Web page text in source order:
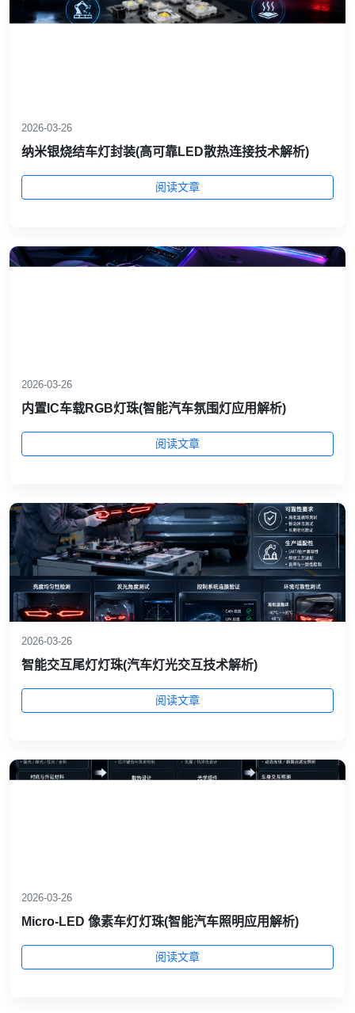
2026-03-26
纳米银烧结车灯封装(高可靠LED散热连接技术解析)
阅读文章
2026-03-26
内置IC车载RGB灯珠(智能汽车氛围灯应用解析)
阅读文章
2026-03-26
智能交互尾灯灯珠(汽车灯光交互技术解析)
阅读文章
2026-03-26
Micro-LED 像素车灯灯珠(智能汽车照明应用解析)
阅读文章